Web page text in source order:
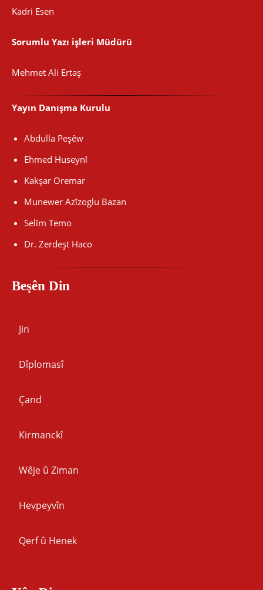
Kadri Esen
Sorumlu Yazı işleri Müdürü
Mehmet Ali Ertaş
Yayın Danışma Kurulu
Abdulla Peşêw
Ehmed Huseynî
Kakşar Oremar
Munewer Azîzoglu Bazan
Selîm Temo
Dr. Zerdeşt Haco
Beşên Din
Jin
Dîplomasî
Çand
Kirmanckî
Wêje û Ziman
Hevpeyvîn
Qerf û Henek